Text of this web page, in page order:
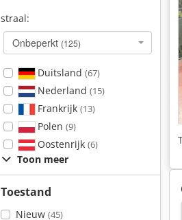
straal:
Onbeperkt (125)
Duitsland (67)
Nederland (15)
Frankrijk (13)
Polen (9)
Oostenrijk (6)
Toon meer
Toestand
Nieuw (45)
Colchester Mastiff Vs 1800